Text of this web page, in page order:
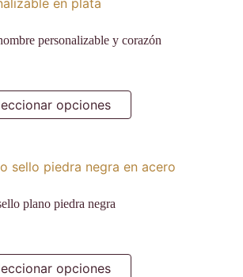
personalizable y corazón
opciones
plano piedra negra
opciones